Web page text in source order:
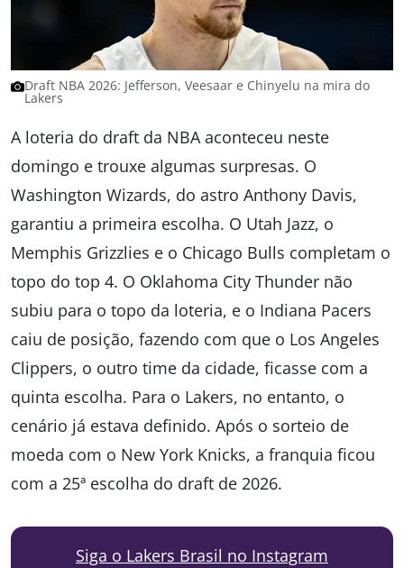
Draft NBA 2026: Jefferson, Veesaar e Chinyelu na mira do
Lakers
A loteria do draft da NBA aconteceu neste
domingo e trouxe algumas surpresas. O
Washington Wizards, do astro Anthony Davis,
garantiu a primeira escolha. O Utah Jazz, o
Memphis Grizzlies e o Chicago Bulls completam o
topo do top 4. O Oklahoma City Thunder não
subiu para o topo da loteria, e o Indiana Pacers
caiu de posição, fazendo com que o Los Angeles
Clippers, o outro time da cidade, ficasse com a
quinta escolha. Para o Lakers, no entanto, o
cenário já estava definido. Após o sorteio de
moeda com o New York Knicks, a franquia ficou
com a 25ª escolha do draft de 2026.
Siga o Lakers Brasil no Instagram